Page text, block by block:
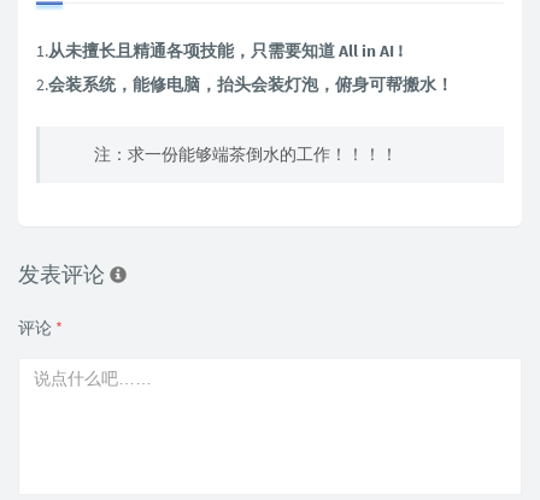
1.从未擅长且精通各项技能，只需要知道 All in AI !
2.会装系统，能修电脑，抬头会装灯泡，俯身可帮搬水！
注：求一份能够端茶倒水的工作！！！！
发表评论
评论 *